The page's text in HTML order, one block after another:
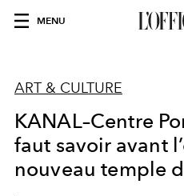
MENU
ART & CULTURE
KANAL–Centre
faut savoir avant
nouveau temple